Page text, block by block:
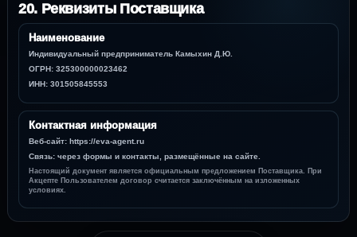
20. Реквизиты Поставщика
Наименование
Индивидуальный предприниматель Камыхин Д.Ю.
ОГРН: 325300000023462
ИНН: 301505845553
Контактная информация
Веб-сайт: https://eva-agent.ru
Связь: через формы и контакты, размещённые на сайте.
Настоящий документ является официальным предложением Поставщика. При
Акцепте Пользователем договор считается заключённым на изложенных
условиях.